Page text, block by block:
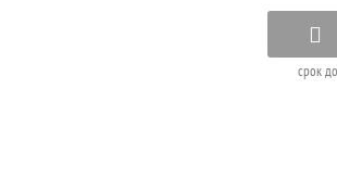
срок